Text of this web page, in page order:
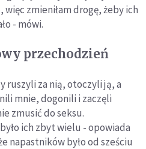
więc zmieniłam drogę, żeby ich
- mówi.
przechodzień
ruszyli za nią, otoczyli ją, a
mnie, dogonili i zaczęli
zmusić do seksu.
ich zbyt wielu - opowiada
napastników było od sześciu